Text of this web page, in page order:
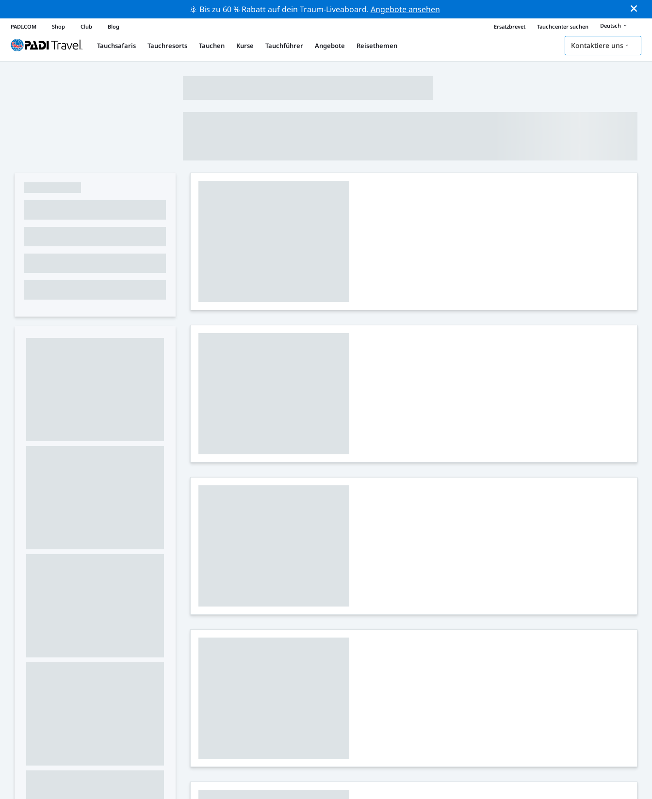
🚢 Bis zu 60 % Rabatt auf dein Traum-Liveaboard. Angebote ansehen
PADI.COM Shop Club Blog Ersatzbrevet Tauchcenter suchen Deutsch
Tauchsafaris Tauchresorts Tauchen Kurse Tauchführer Angebote Reisethemen Kontaktiere uns